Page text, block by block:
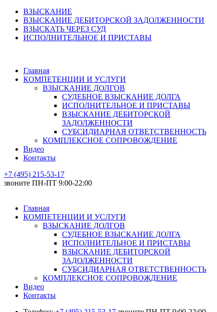
ВЗЫСКАНИЕ
ВЗЫСКАНИЕ ДЕБИТОРСКОЙ ЗАДОЛЖЕННОСТИ
ВЗЫСКАТЬ ЧЕРЕЗ СУД
ИСПОЛНИТЕЛЬНОЕ И ПРИСТАВЫ
Главная
КОМПЕТЕНЦИИ И УСЛУГИ
ВЗЫСКАНИЕ ДОЛГОВ
СУДЕБНОЕ ВЗЫСКАНИЕ ДОЛГА
ИСПОЛНИТЕЛЬНОЕ И ПРИСТАВЫ
ВЗЫСКАНИЕ ДЕБИТОРСКОЙ
ЗАДОЛЖЕННОСТИ
СУБСИДИАРНАЯ ОТВЕТСТВЕННОСТЬ
КОМПЛЕКСНОЕ СОПРОВОЖДЕНИЕ
Видео
Контакты
+7 (495) 215-53-17
звоните ПН-ПТ 9:00-22:00
Главная
КОМПЕТЕНЦИИ И УСЛУГИ
ВЗЫСКАНИЕ ДОЛГОВ
СУДЕБНОЕ ВЗЫСКАНИЕ ДОЛГА
ИСПОЛНИТЕЛЬНОЕ И ПРИСТАВЫ
ВЗЫСКАНИЕ ДЕБИТОРСКОЙ
ЗАДОЛЖЕННОСТИ
СУБСИДИАРНАЯ ОТВЕТСТВЕННОСТЬ
КОМПЛЕКСНОЕ СОПРОВОЖДЕНИЕ
Видео
Контакты